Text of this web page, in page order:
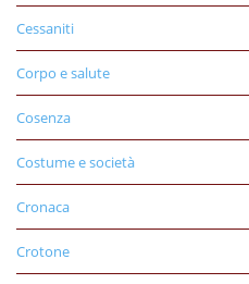
Cessaniti
Corpo e salute
Cosenza
Costume e società
Cronaca
Crotone